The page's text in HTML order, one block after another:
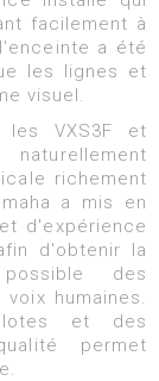
facilement à
a été
les lignes et
visuel.
les VXS3F et
richement
a mis en
d'expérience
d'obtenir la
des
humaines.
et des
permet